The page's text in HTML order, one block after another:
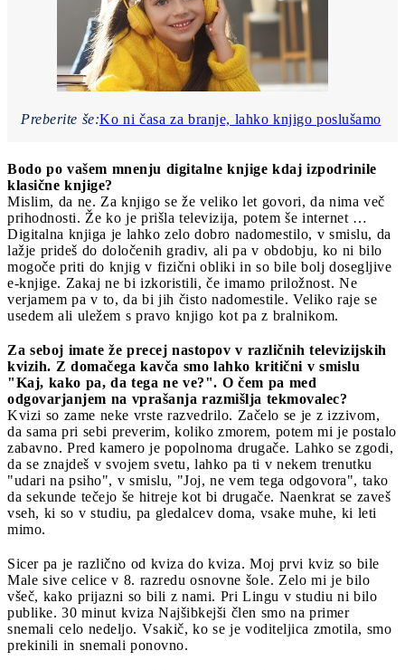
Preberite še:Ko ni časa za branje, lahko knjigo poslušamo
Bodo po vašem mnenju digitalne knjige kdaj izpodrinile
klasične knjige?
Mislim, da ne. Za knjigo se že veliko let govori, da nima več
prihodnosti. Že ko je prišla televizija, potem še internet …
Digitalna knjiga je lahko zelo dobro nadomestilo, v smislu, da
lažje prideš do določenih gradiv, ali pa v obdobju, ko ni bilo
mogoče priti do knjig v fizični obliki in so bile bolj dosegljive
e-knjige. Zakaj ne bi izkoristili, če imamo priložnost. Ne
verjamem pa v to, da bi jih čisto nadomestile. Veliko raje se
usedem ali uležem s pravo knjigo kot pa z bralnikom.
Za seboj imate že precej nastopov v različnih televizijskih
kvizih. Z domačega kavča smo lahko kritični v smislu
"Kaj, kako pa, da tega ne ve?". O čem pa med
odgovarjanjem na vprašanja razmišlja tekmovalec?
Kvizi so zame neke vrste razvedrilo. Začelo se je z izzivom,
da sama pri sebi preverim, koliko zmorem, potem mi je postalo
zabavno. Pred kamero je popolnoma drugače. Lahko se zgodi,
da se znajdeš v svojem svetu, lahko pa ti v nekem trenutku
"udari na psiho", v smislu, "Joj, ne vem tega odgovora", tako
da sekunde tečejo še hitreje kot bi drugače. Naenkrat se zaveš
vseh, ki so v studiu, pa gledalcev doma, vsake muhe, ki leti
mimo.
Sicer pa je različno od kviza do kviza. Moj prvi kviz so bile
Male sive celice v 8. razredu osnovne šole. Zelo mi je bilo
všeč, kako prijazni so bili z nami. Pri Lingu v studiu ni bilo
publike. 30 minut kviza Najšibkejši člen smo na primer
snemali celo nedeljo. Vsakič, ko se je voditeljica zmotila, smo
prekinili in snemali ponovno.